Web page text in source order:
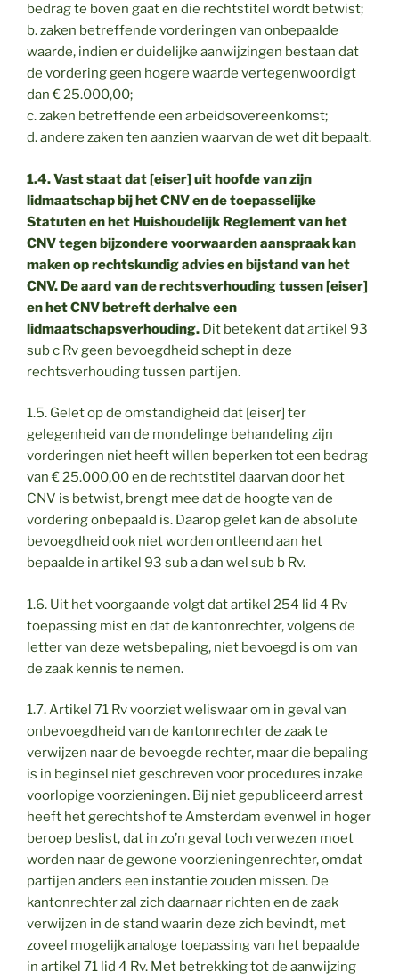
bedrag te boven gaat en die rechtstitel wordt betwist;
b. zaken betreffende vorderingen van onbepaalde
waarde, indien er duidelijke aanwijzingen bestaan dat
de vordering geen hogere waarde vertegenwoordigt
dan € 25.000,00;
c. zaken betreffende een arbeidsovereenkomst;
d. andere zaken ten aanzien waarvan de wet dit bepaalt.
1.4. Vast staat dat [eiser] uit hoofde van zijn
lidmaatschap bij het CNV en de toepasselijke
Statuten en het Huishoudelijk Reglement van het
CNV tegen bijzondere voorwaarden aanspraak kan
maken op rechtskundig advies en bijstand van het
CNV. De aard van de rechtsverhouding tussen [eiser]
en het CNV betreft derhalve een
lidmaatschapsverhouding. Dit betekent dat artikel 93
sub c Rv geen bevoegdheid schept in deze
rechtsverhouding tussen partijen.
1.5. Gelet op de omstandigheid dat [eiser] ter
gelegenheid van de mondelinge behandeling zijn
vorderingen niet heeft willen beperken tot een bedrag
van € 25.000,00 en de rechtstitel daarvan door het
CNV is betwist, brengt mee dat de hoogte van de
vordering onbepaald is. Daarop gelet kan de absolute
bevoegdheid ook niet worden ontleend aan het
bepaalde in artikel 93 sub a dan wel sub b Rv.
1.6. Uit het voorgaande volgt dat artikel 254 lid 4 Rv
toepassing mist en dat de kantonrechter, volgens de
letter van deze wetsbepaling, niet bevoegd is om van
de zaak kennis te nemen.
1.7. Artikel 71 Rv voorziet weliswaar om in geval van
onbevoegdheid van de kantonrechter de zaak te
verwijzen naar de bevoegde rechter, maar die bepaling
is in beginsel niet geschreven voor procedures inzake
voorlopige voorzieningen. Bij niet gepubliceerd arrest
heeft het gerechtshof te Amsterdam evenwel in hoger
beroep beslist, dat in zo’n geval toch verwezen moet
worden naar de gewone voorzieningenrechter, omdat
partijen anders een instantie zouden missen. De
kantonrechter zal zich daarnaar richten en de zaak
verwijzen in de stand waarin deze zich bevindt, met
zoveel mogelijk analoge toepassing van het bepaalde
in artikel 71 lid 4 Rv. Met betrekking tot de aanwijzing